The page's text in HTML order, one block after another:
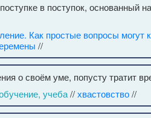
в поступок, основанный
Как простые вопросы могут
//
о своём уме, попусту тратит
учеба//хвастовство//